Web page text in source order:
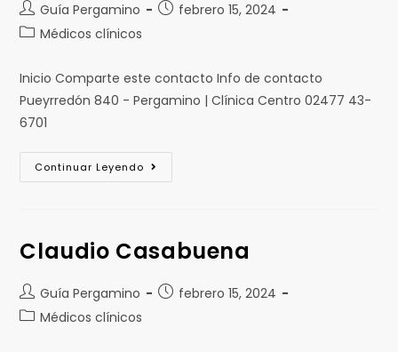
Guía Pergamino
febrero 15, 2024
Médicos clínicos
Inicio Comparte este contacto Info de contacto
Pueyrredón 840 - Pergamino | Clínica Centro 02477 43-
6701
Continuar Leyendo
Claudio Casabuena
Guía Pergamino
febrero 15, 2024
Médicos clínicos